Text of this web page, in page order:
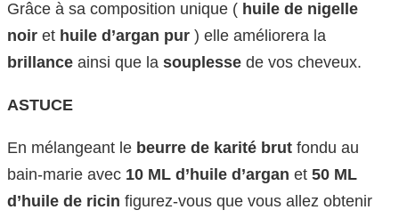
Grâce à sa composition unique ( huile de nigelle
noir et huile d’argan pur ) elle améliorera la
brillance ainsi que la souplesse de vos cheveux.
ASTUCE
En mélangeant le beurre de karité brut fondu au
bain-marie avec 10 ML d’huile d’argan et 50 ML
d’huile de ricin figurez-vous que vous allez obtenir